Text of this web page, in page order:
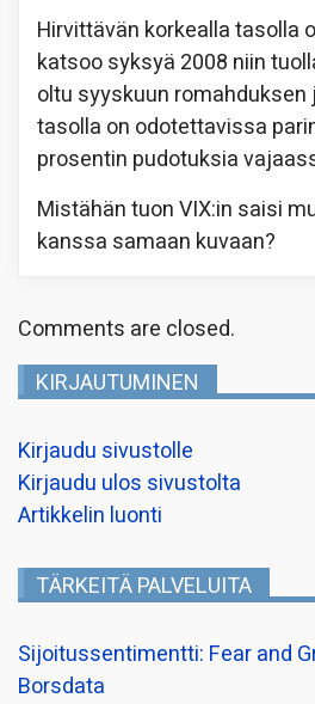
Hirvittävän korkealla tasolla
katsoo syksyä 2008 niin
oltu syyskuun romahduksen
tasolla on odotettavissa
prosentin pudotuksia
Mistähän tuon VIX:in saisi
kanssa samaan kuvaan?
Comments are closed.
KIRJAUTUMINEN
Kirjaudu sivustolle
Kirjaudu ulos sivustolta
Artikkelin luonti
TÄRKEITÄ PALVELUITA
Sijoitussentimentti: Fear and
Borsdata